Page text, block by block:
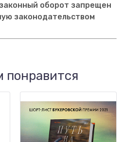
оборот запрещен
законодательством
понравится